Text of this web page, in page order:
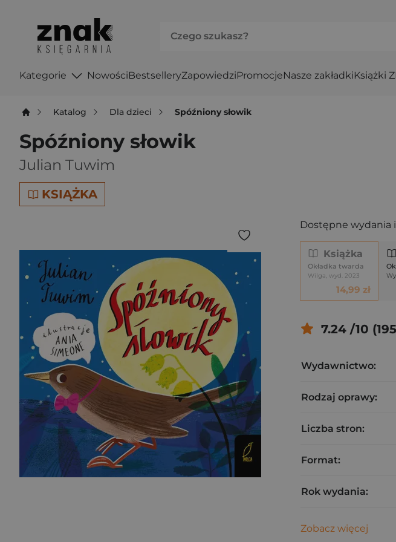
Kategorie NowościBestselleryZapowiedziPromocjeNasze zakładkiKsiążki
Katalog Dla dzieci Spóźniony słowik
Spóźniony słowik
Julian Tuwim
KSIĄŻKA
Dostępne wydania
Książka
Okładka twarda
Wilga, wyd. 2023
14,99 zł
7.24 /10
Wydawnictwo:
Rodzaj oprawy:
Liczba stron:
Format:
Rok wydania:
Zobacz więcej